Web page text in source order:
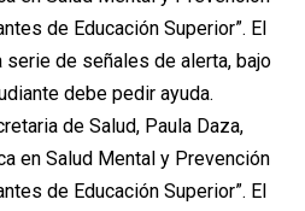
de Salud, Paula Daza,
en Salud Mental y Prevención
de Educación Superior”. El